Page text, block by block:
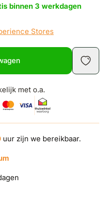
binnen 3 werkdagen
Stores
met o.a.
uur zijn we bereikbaar.